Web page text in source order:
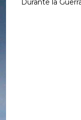
Durante la